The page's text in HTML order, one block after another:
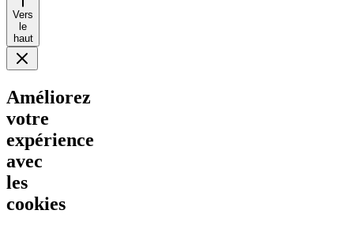
Vers
le
haut
Améliorez
votre
expérience
avec
les
cookies